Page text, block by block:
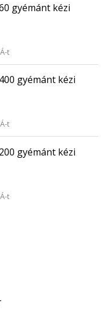
gyémánt kézi
t
gyémánt kézi
t
gyémánt kézi
t